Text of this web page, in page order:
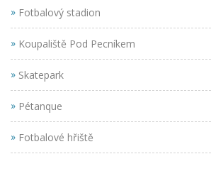
» Fotbalový stadion
» Koupaliště Pod Pecníkem
» Skatepark
» Pétanque
» Fotbalové hřiště